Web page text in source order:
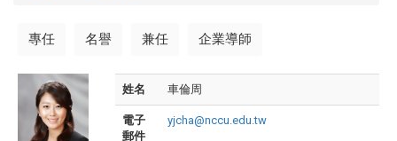
專任 名譽 兼任 企業導師
姓名 車倫周
電子
郵件
yjcha@nccu.edu.tw